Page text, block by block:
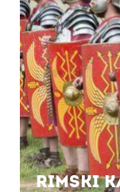
RIMSKI